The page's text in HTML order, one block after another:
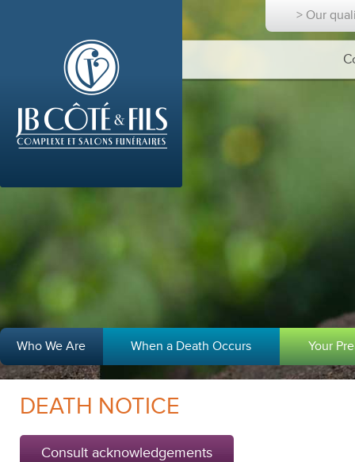
> Our
Who We Are When a Death Occurs Your
DEATH NOTICE
Consult acknowledgements